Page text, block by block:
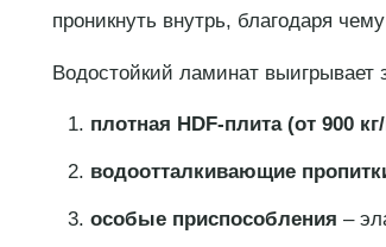
проникнуть внутрь, благодаря
Водостойкий ламинат выигрывает
плотная HDF-плита (от 900
водоотталкивающие
особые приспособления –